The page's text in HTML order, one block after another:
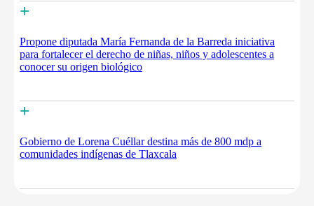
+
Propone diputada María Fernanda de la Barreda iniciativa
para fortalecer el derecho de niñas, niños y adolescentes a
conocer su origen biológico
+
Gobierno de Lorena Cuéllar destina más de 800 mdp a
comunidades indígenas de Tlaxcala